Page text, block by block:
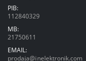
PIB:
112840329
MB:
21750611
EMAIL:
prodaja@inelektronik.com